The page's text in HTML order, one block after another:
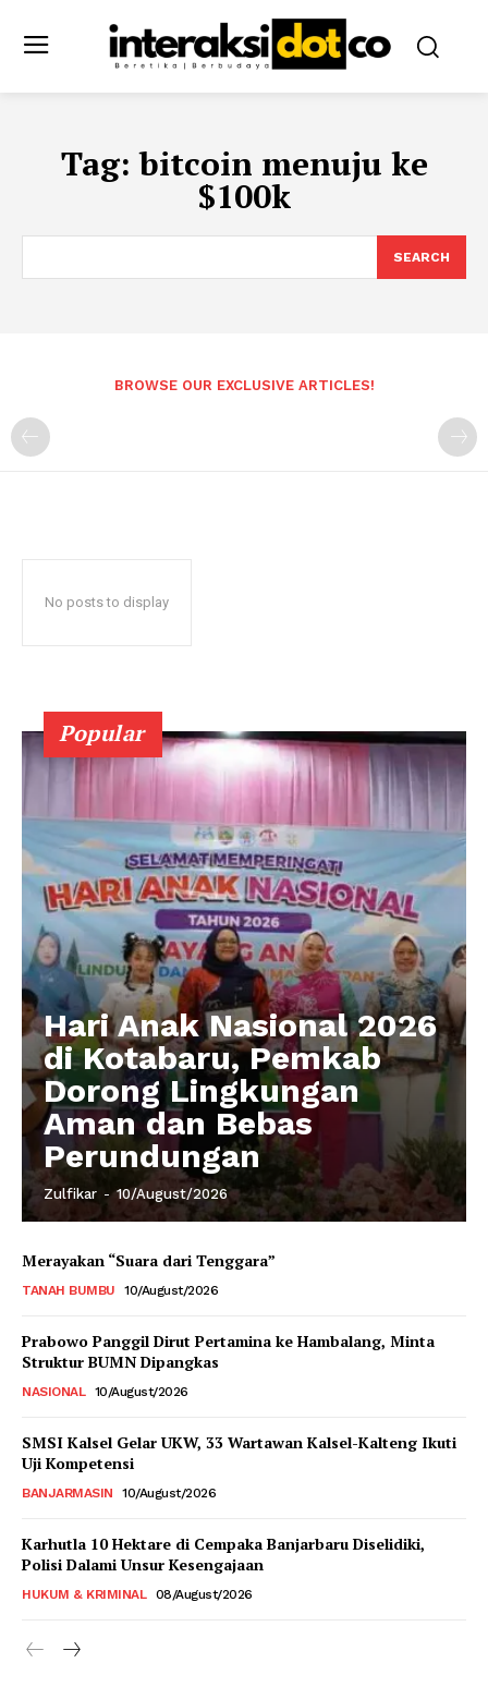
Tag:bitcoin menuju ke
$100k
SEARCH
BROWSE OUR EXCLUSIVE ARTICLES!
No posts to display
Popular
Hari Anak Nasional 2026
di Kotabaru, Pemkab
Dorong Lingkungan
Aman dan Bebas
Perundungan
Zulfikar - 10/August/2026
Merayakan “Suara dari Tenggara”
TANAH BUMBU 10/August/2026
Prabowo Panggil Dirut Pertamina ke Hambalang, Minta
Struktur BUMN Dipangkas
NASIONAL 10/August/2026
SMSI Kalsel Gelar UKW, 33 Wartawan Kalsel-Kalteng Ikuti
Uji Kompetensi
BANJARMASIN 10/August/2026
Karhutla 10 Hektare di Cempaka Banjarbaru Diselidiki,
Polisi Dalami Unsur Kesengajaan
HUKUM & KRIMINAL 08/August/2026